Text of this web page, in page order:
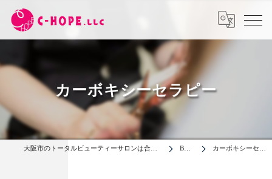
カーボキシーセラピー
大阪市のトータルビューティーサロンは合同会社C-HOPE BLOG カーボキシーセラピー